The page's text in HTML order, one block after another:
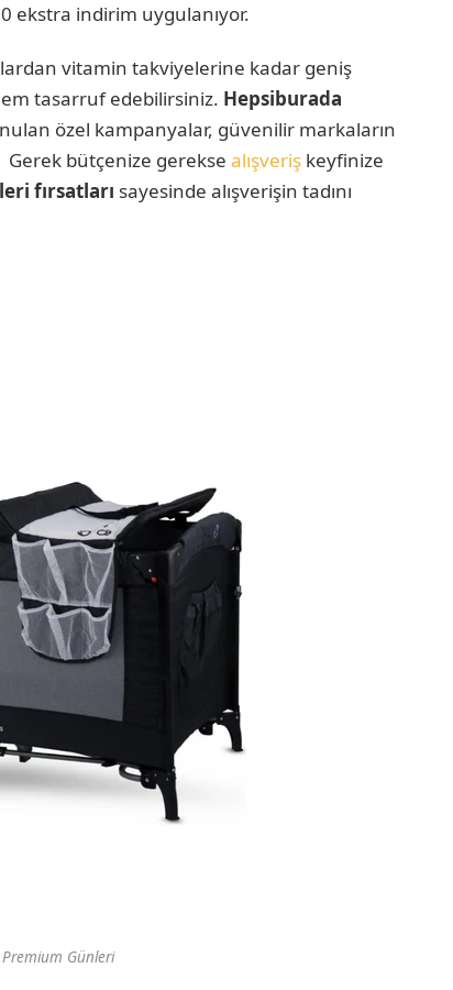
ekstra indirim uygulanıyor.
vitamin takviyelerine kadar geniş
tasarruf edebilirsiniz. Hepsiburada
özel kampanyalar, güvenilir markaların
bütçenize gerekse alışverişkeyfinize
fırsatları sayesinde alışverişin tadını
Günleri